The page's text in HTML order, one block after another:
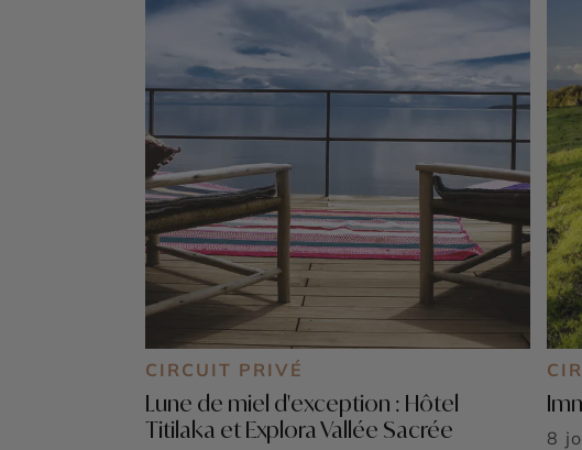
CIRCUIT PRIVÉ
Lune de miel d'exception : Hôtel
Titilaka et Explora Vallée Sacrée
8